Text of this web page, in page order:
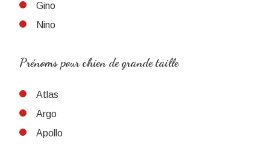
Gino
Nino
Prénoms pour chien de grande taille
Atlas
Argo
Apollo